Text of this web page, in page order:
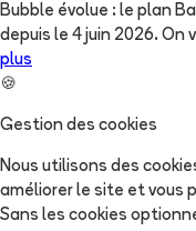
Bubble évolue : le plan
depuis le 4 juin 2026.
plus
🍪
Gestion des cookies
Nous utilisons des
améliorer le site et vous
Sans les cookies